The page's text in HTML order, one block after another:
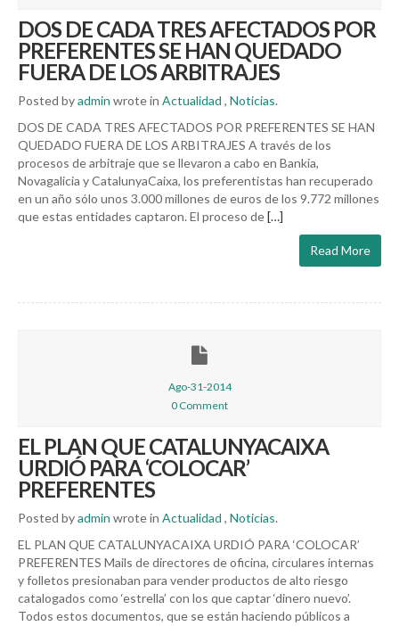
DOS DE CADA TRES AFECTADOS POR
PREFERENTES SE HAN QUEDADO
FUERA DE LOS ARBITRAJES
Posted byadmin wrote in Actualidad , Noticias.
DOS DE CADA TRES AFECTADOS POR PREFERENTES SE HAN
QUEDADO FUERA DE LOS ARBITRAJES A través de los
procesos de arbitraje que se llevaron a cabo en Bankia,
Novagalicia y CatalunyaCaixa, los preferentistas han recuperado
en un año sólo unos 3.000 millones de euros de los 9.772 millones
que estas entidades captaron. El proceso de[…]
Read More
Ago-31-2014
0 Comment
EL PLAN QUE CATALUNYACAIXA
URDIÓ PARA ‘COLOCAR’
PREFERENTES
Posted byadmin wrote in Actualidad , Noticias.
EL PLAN QUE CATALUNYACAIXA URDIÓ PARA ‘COLOCAR’
PREFERENTES Mails de directores de oficina, circulares internas
y folletos presionaban para vender productos de alto riesgo
catalogados como ‘estrella’ con los que captar ‘dinero nuevo’.
Todos estos documentos, que se están haciendo públicos a